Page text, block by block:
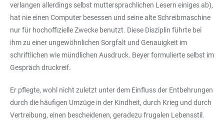
verlangen allerdings selbst muttersprachlichen Lesern einiges ab),
hat nie einen Computer besessen und seine alte Schreibmaschine
nur für hochoffizielle Zwecke benutzt. Diese Disziplin führte bei
ihm zu einer ungewöhnlichen Sorgfalt und Genauigkeit im
schriftlichen wie mündlichen Ausdruck. Beyer formulierte selbst im
Gespräch druckreif.
Er pflegte, wohl nicht zuletzt unter dem Einfluss der Entbehrungen
durch die häufigen Umzüge in der Kindheit, durch Krieg und durch
Vertreibung, einen bescheidenen, geradezu frugalen Lebensstil.